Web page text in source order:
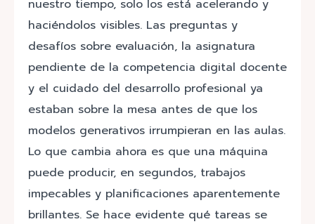
nuestro tiempo, solo los está acelerando y
haciéndolos visibles. Las preguntas y
desafíos sobre evaluación, la asignatura
pendiente de la competencia digital docente
y el cuidado del desarrollo profesional ya
estaban sobre la mesa antes de que los
modelos generativos irrumpieran en las aulas.
Lo que cambia ahora es que una máquina
puede producir, en segundos, trabajos
impecables y planificaciones aparentemente
brillantes. Se hace evidente qué tareas se